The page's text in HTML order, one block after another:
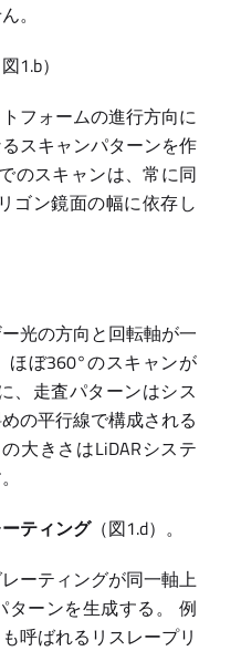
。
図1.b）
フォームの進行方向に
スキャンパターンを作
のスキャンは、常に同
ゴン鏡面の幅に依存し
光の方向と回転軸が一
ほぼ360°のスキャンが
、走査パターンはシス
の平行線で構成される
大きさはLiDARシステ
ティング（図1.d）。
ーティングが同一軸上
ターンを生成する。 例
呼ばれるリスレープリ